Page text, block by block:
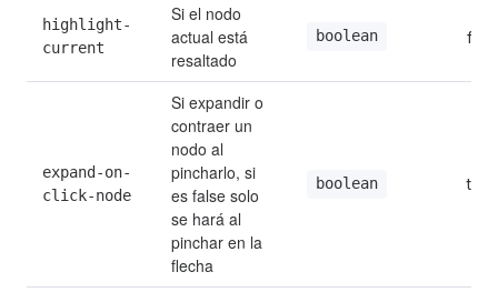
highlight-
current
Si el nodo
actual está
resaltado
boolean
expand-on-
click-node
Si expandir o
contraer un
nodo al
pincharlo, si
es false solo
se hará al
pinchar en la
flecha
boolean true